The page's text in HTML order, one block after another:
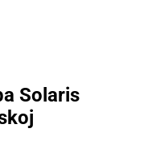
Solaris